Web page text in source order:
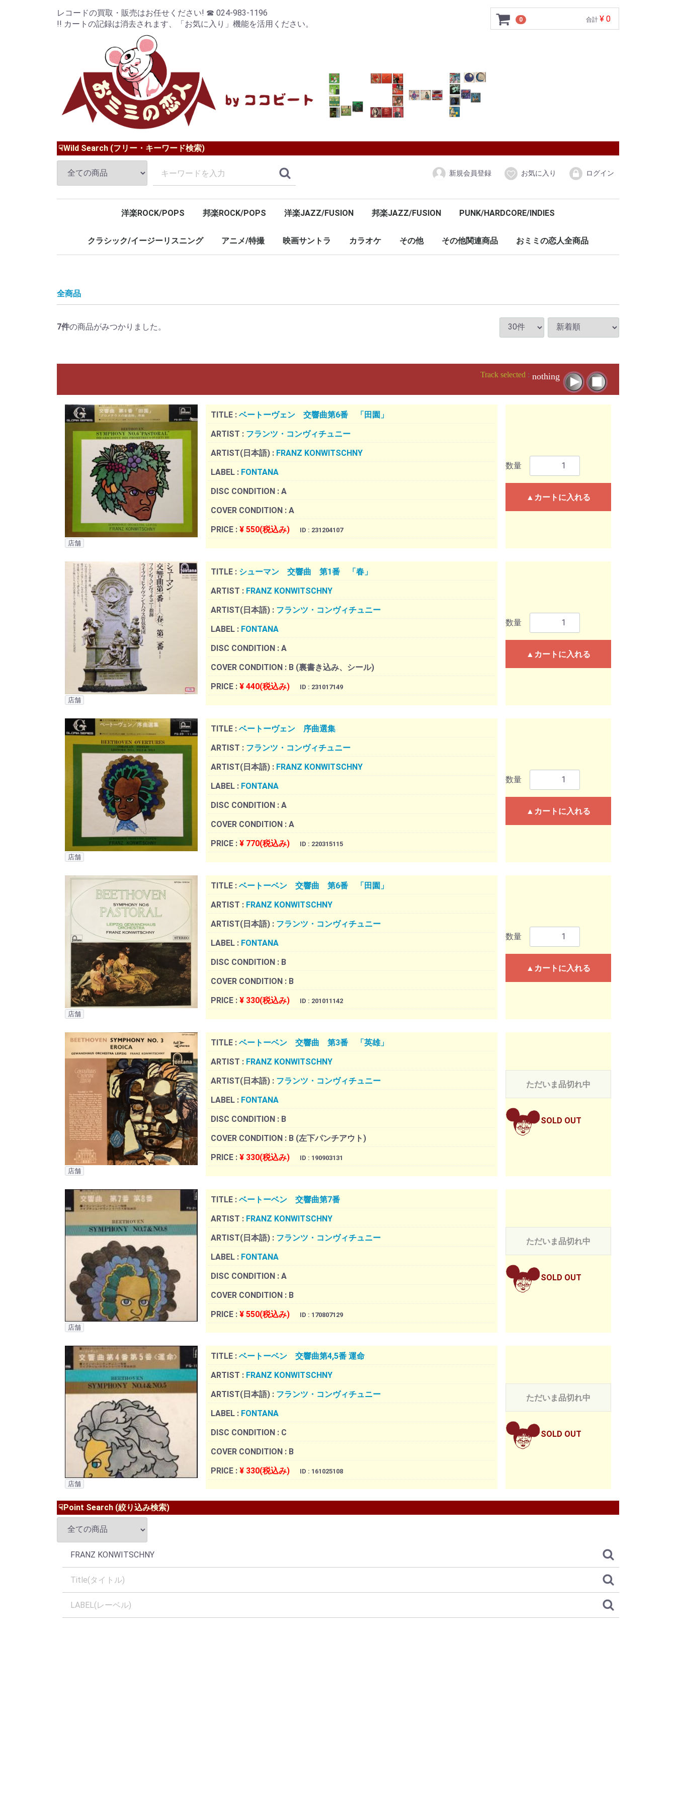
レコードの買取・販売はお任せください! ☎ 024-983-1196
!! カートの記録は消去されます、「お気に入り」機能を活用ください。
0 合計 ¥ 0
☟Wild Search (フリー・キーワード検索)
新規会員登録 お気に入り ログイン
洋楽ROCK/POPS
LP/12inch/10inch
7inch
邦楽ROCK/POPS
LP/12inch/10inch
7inch
洋楽JAZZ/FUSION
LP/12inch/10inch
7inch
邦楽JAZZ/FUSION
LP/12inch/10inch
7inch
PUNK/HARDCORE/INDIES
LP/12inch/10inch
7inch
クラシック/イージーリスニング アニメ/特撮 映画サントラ カラオケ その他 その他関連商品 おミミの恋人全商品
全商品
7件の商品がみつかりました。
Track selected : nothing
店舗
TITLE : ベートーヴェン 交響曲第6番 「田園」
ARTIST : フランツ・コンヴィチュニー
ARTIST(日本語) : FRANZ KONWITSCHNY
LABEL : FONTANA
DISC CONDITION : A
COVER CONDITION : A
PRICE : ¥ 550(税込み) ID : 231204107
数量
▲カートに入れる
店舗
TITLE : シューマン 交響曲 第1番 「春」
ARTIST : FRANZ KONWITSCHNY
ARTIST(日本語) : フランツ・コンヴィチュニー
LABEL : FONTANA
DISC CONDITION : A
COVER CONDITION : B (裏書き込み、シール)
PRICE : ¥ 440(税込み) ID : 231017149
数量
▲カートに入れる
店舗
TITLE : ベートーヴェン 序曲選集
ARTIST : フランツ・コンヴィチュニー
ARTIST(日本語) : FRANZ KONWITSCHNY
LABEL : FONTANA
DISC CONDITION : A
COVER CONDITION : A
PRICE : ¥ 770(税込み) ID : 220315115
数量
▲カートに入れる
店舗
TITLE : ベートーベン 交響曲 第6番 「田園」
ARTIST : FRANZ KONWITSCHNY
ARTIST(日本語) : フランツ・コンヴィチュニー
LABEL : FONTANA
DISC CONDITION : B
COVER CONDITION : B
PRICE : ¥ 330(税込み) ID : 201011142
数量
▲カートに入れる
店舗
TITLE : ベートーベン 交響曲 第3番 「英雄」
ARTIST : FRANZ KONWITSCHNY
ARTIST(日本語) : フランツ・コンヴィチュニー
LABEL : FONTANA
DISC CONDITION : B
COVER CONDITION : B (左下パンチアウト)
PRICE : ¥ 330(税込み) ID : 190903131
ただいま品切れ中
SOLD OUT
店舗
TITLE : ベートーベン 交響曲第7番
ARTIST : FRANZ KONWITSCHNY
ARTIST(日本語) : フランツ・コンヴィチュニー
LABEL : FONTANA
DISC CONDITION : A
COVER CONDITION : B
PRICE : ¥ 550(税込み) ID : 170807129
ただいま品切れ中
SOLD OUT
店舗
TITLE : ベートーベン 交響曲第4,5番 運命
ARTIST : FRANZ KONWITSCHNY
ARTIST(日本語) : フランツ・コンヴィチュニー
LABEL : FONTANA
DISC CONDITION : C
COVER CONDITION : B
PRICE : ¥ 330(税込み) ID : 161025108
ただいま品切れ中
SOLD OUT
☟Point Search (絞り込み検索)